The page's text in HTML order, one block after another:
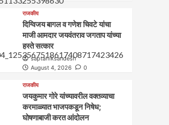
राजकीय
दिग्विजय बागल व गणेश चिवटे यांचा
माजी आमदार जयवंतराव जगताप यांच्या
हस्ते सत्कार
saptahiksandesh
August 4, 2026
0
राजकीय
जयकुमार गोरे यांच्यावरील वक्तव्याचा
करमाळ्यात भाजपकडून निषेध;
घोषणाबाजी करत आंदोलन